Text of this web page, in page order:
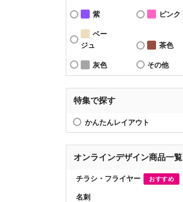
紫 ピンク
ベー
ジュ
茶色
灰色 その他
特集で探す
かんたんレイアウト
オンラインデザイン商品一覧
チラシ・フライヤー おすすめ
名刺